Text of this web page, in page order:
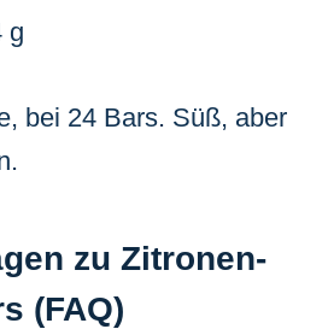
g
bei 24 Bars. Süß, aber
zu Zitronen-
(FAQ)